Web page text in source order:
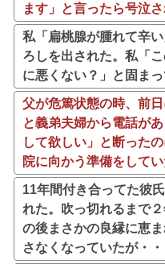
ます」と言ったら号泣
私「扁桃腺が腫れて辛
ろしを出された。私「
に悪くない？」と固ま
父が危篤状態の時、前
と義弟夫婦から電話が
して欲しい」と断った
院に向かう準備をして
11年間付き合ってた彼
れた。吹っ切れるまで
の後まさかの良縁に恵
さなくなっていたが・・